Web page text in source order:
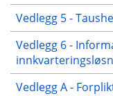
Vedlegg 5 -
Vedlegg 6 -
Vedlegg A -